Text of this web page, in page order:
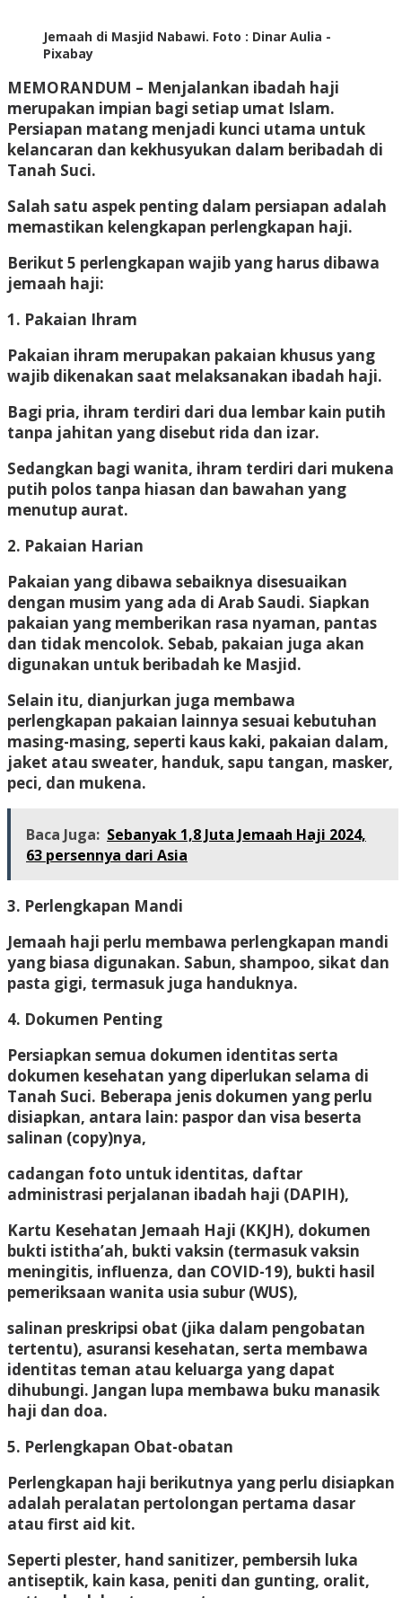
Jemaah di Masjid Nabawi. Foto : Dinar Aulia -
Pixabay
MEMORANDUM – Menjalankan ibadah haji
merupakan impian bagi setiap umat Islam.
Persiapan matang menjadi kunci utama untuk
kelancaran dan kekhusyukan dalam beribadah di
Tanah Suci.
Salah satu aspek penting dalam persiapan adalah
memastikan kelengkapan perlengkapan haji.
Berikut 5 perlengkapan wajib yang harus dibawa
jemaah haji:
1. Pakaian Ihram
Pakaian ihram merupakan pakaian khusus yang
wajib dikenakan saat melaksanakan ibadah haji.
Bagi pria, ihram terdiri dari dua lembar kain putih
tanpa jahitan yang disebut rida dan izar.
Sedangkan bagi wanita, ihram terdiri dari mukena
putih polos tanpa hiasan dan bawahan yang
menutup aurat.
2. Pakaian Harian
Pakaian yang dibawa sebaiknya disesuaikan
dengan musim yang ada di Arab Saudi. Siapkan
pakaian yang memberikan rasa nyaman, pantas
dan tidak mencolok. Sebab, pakaian juga akan
digunakan untuk beribadah ke Masjid.
Selain itu, dianjurkan juga membawa
perlengkapan pakaian lainnya sesuai kebutuhan
masing-masing, seperti kaus kaki, pakaian dalam,
jaket atau sweater, handuk, sapu tangan, masker,
peci, dan mukena.
Baca Juga: Sebanyak 1,8 Juta Jemaah Haji 2024,
63 persennya dari Asia
3. Perlengkapan Mandi
Jemaah haji perlu membawa perlengkapan mandi
yang biasa digunakan. Sabun, shampoo, sikat dan
pasta gigi, termasuk juga handuknya.
4. Dokumen Penting
Persiapkan semua dokumen identitas serta
dokumen kesehatan yang diperlukan selama di
Tanah Suci. Beberapa jenis dokumen yang perlu
disiapkan, antara lain: paspor dan visa beserta
salinan (copy)nya,
cadangan foto untuk identitas, daftar
administrasi perjalanan ibadah haji (DAPIH),
Kartu Kesehatan Jemaah Haji (KKJH), dokumen
bukti istitha’ah, bukti vaksin (termasuk vaksin
meningitis, influenza, dan COVID-19), bukti hasil
pemeriksaan wanita usia subur (WUS),
salinan preskripsi obat (jika dalam pengobatan
tertentu), asuransi kesehatan, serta membawa
identitas teman atau keluarga yang dapat
dihubungi. Jangan lupa membawa buku manasik
haji dan doa.
5. Perlengkapan Obat-obatan
Perlengkapan haji berikutnya yang perlu disiapkan
adalah peralatan pertolongan pertama dasar
atau first aid kit.
Seperti plester, hand sanitizer, pembersih luka
antiseptik, kain kasa, peniti dan gunting, oralit,